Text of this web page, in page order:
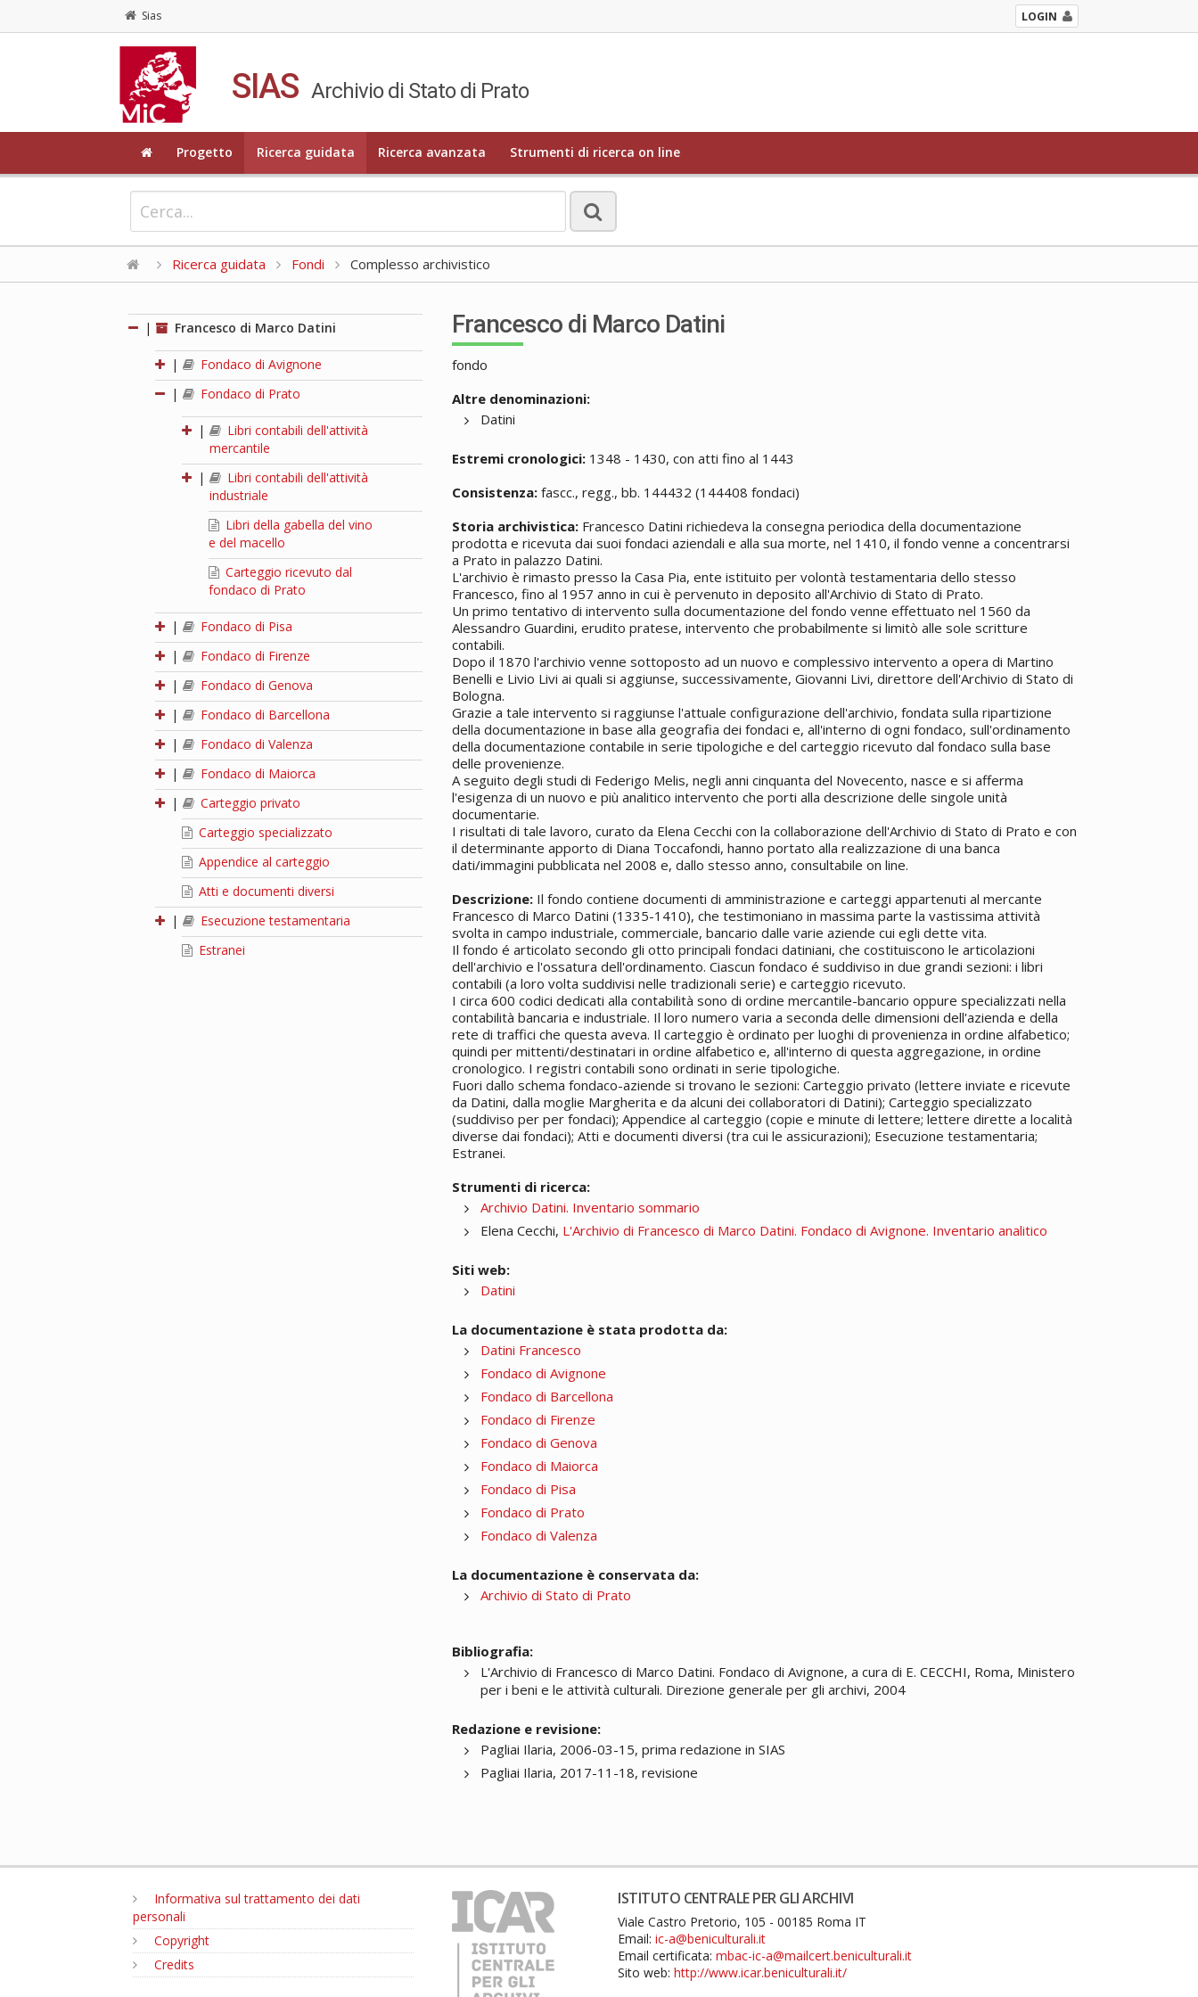
Sias LOGIN
SIAS Archivio di Stato di Prato
Progetto Ricerca guidata Ricerca avanzata Strumenti di ricerca on line
Ricerca guidata Fondi Complesso archivistico
| Francesco di Marco Datini
|
Fondaco di Avignone
|
Fondaco di Prato
|
Libri contabili dell'attività
mercantile
|
Libri contabili dell'attività
industriale
Libri della gabella del vino
e del macello
Carteggio ricevuto dal
fondaco di Prato
|
Fondaco di Pisa
|
Fondaco di Firenze
|
Fondaco di Genova
|
Fondaco di Barcellona
|
Fondaco di Valenza
|
Fondaco di Maiorca
|
Carteggio privato
Carteggio specializzato
Appendice al carteggio
Atti e documenti diversi
|
Esecuzione testamentaria
Estranei
Francesco di Marco Datini
fondo
Altre denominazioni:
Datini
Estremi cronologici: 1348 - 1430, con atti fino al 1443
Consistenza: fascc., regg., bb. 144432 (144408 fondaci)
Storia archivistica: Francesco Datini richiedeva la consegna periodica della documentazione
prodotta e ricevuta dai suoi fondaci aziendali e alla sua morte, nel 1410, il fondo venne a concentrarsi
a Prato in palazzo Datini.
L'archivio è rimasto presso la Casa Pia, ente istituito per volontà testamentaria dello stesso
Francesco, fino al 1957 anno in cui è pervenuto in deposito all'Archivio di Stato di Prato.
Un primo tentativo di intervento sulla documentazione del fondo venne effettuato nel 1560 da
Alessandro Guardini, erudito pratese, intervento che probabilmente si limitò alle sole scritture
contabili.
Dopo il 1870 l'archivio venne sottoposto ad un nuovo e complessivo intervento a opera di Martino
Benelli e Livio Livi ai quali si aggiunse, successivamente, Giovanni Livi, direttore dell'Archivio di Stato di
Bologna.
Grazie a tale intervento si raggiunse l'attuale configurazione dell'archivio, fondata sulla ripartizione
della documentazione in base alla geografia dei fondaci e, all'interno di ogni fondaco, sull'ordinamento
della documentazione contabile in serie tipologiche e del carteggio ricevuto dal fondaco sulla base
delle provenienze.
A seguito degli studi di Federigo Melis, negli anni cinquanta del Novecento, nasce e si afferma
l'esigenza di un nuovo e più analitico intervento che porti alla descrizione delle singole unità
documentarie.
I risultati di tale lavoro, curato da Elena Cecchi con la collaborazione dell'Archivio di Stato di Prato e con
il determinante apporto di Diana Toccafondi, hanno portato alla realizzazione di una banca
dati/immagini pubblicata nel 2008 e, dallo stesso anno, consultabile on line.
Descrizione: Il fondo contiene documenti di amministrazione e carteggi appartenuti al mercante
Francesco di Marco Datini (1335-1410), che testimoniano in massima parte la vastissima attività
svolta in campo industriale, commerciale, bancario dalle varie aziende cui egli dette vita.
Il fondo é articolato secondo gli otto principali fondaci datiniani, che costituiscono le articolazioni
dell'archivio e l'ossatura dell'ordinamento. Ciascun fondaco é suddiviso in due grandi sezioni: i libri
contabili (a loro volta suddivisi nelle tradizionali serie) e carteggio ricevuto.
I circa 600 codici dedicati alla contabilità sono di ordine mercantile-bancario oppure specializzati nella
contabilità bancaria e industriale. Il loro numero varia a seconda delle dimensioni dell'azienda e della
rete di traffici che questa aveva. Il carteggio è ordinato per luoghi di provenienza in ordine alfabetico;
quindi per mittenti/destinatari in ordine alfabetico e, all'interno di questa aggregazione, in ordine
cronologico. I registri contabili sono ordinati in serie tipologiche.
Fuori dallo schema fondaco-aziende si trovano le sezioni: Carteggio privato (lettere inviate e ricevute
da Datini, dalla moglie Margherita e da alcuni dei collaboratori di Datini); Carteggio specializzato
(suddiviso per per fondaci); Appendice al carteggio (copie e minute di lettere; lettere dirette a località
diverse dai fondaci); Atti e documenti diversi (tra cui le assicurazioni); Esecuzione testamentaria;
Estranei.
Strumenti di ricerca:
Archivio Datini. Inventario sommario
Elena Cecchi, L'Archivio di Francesco di Marco Datini. Fondaco di Avignone. Inventario analitico
Siti web:
Datini
La documentazione è stata prodotta da:
Datini Francesco
Fondaco di Avignone
Fondaco di Barcellona
Fondaco di Firenze
Fondaco di Genova
Fondaco di Maiorca
Fondaco di Pisa
Fondaco di Prato
Fondaco di Valenza
La documentazione è conservata da:
Archivio di Stato di Prato
Bibliografia:
L'Archivio di Francesco di Marco Datini. Fondaco di Avignone, a cura di E. CECCHI, Roma, Ministero
per i beni e le attività culturali. Direzione generale per gli archivi, 2004
Redazione e revisione:
Pagliai Ilaria, 2006-03-15, prima redazione in SIAS
Pagliai Ilaria, 2017-11-18, revisione
Informativa sul trattamento dei dati
personali
Copyright
Credits
ISTITUTO CENTRALE PER GLI ARCHIVI
Viale Castro Pretorio, 105 - 00185 Roma IT
Email:ic-a@beniculturali.it
Email certificata:mbac-ic-a@mailcert.beniculturali.it
Sito web:http://www.icar.beniculturali.it/